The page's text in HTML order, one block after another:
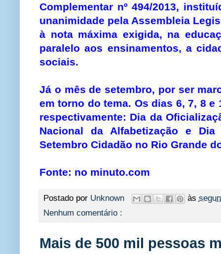
Complementar nº 494/2013,
unanimidade pela Assembleia
à nota máxima exigida, na
paralelo aos ensinamentos, a
sociais.
Já o mês de setembro, por ser
em torno do tema. Os dias 6, 7, 8
respectivamente: Dia da
Nacional da Alfabetização e
Setembro Cidadão no Rio Grande
Fonte: no minuto.com
Postado por Unknown às
Nenhum comentário :
Mais de 500 mil pessoas